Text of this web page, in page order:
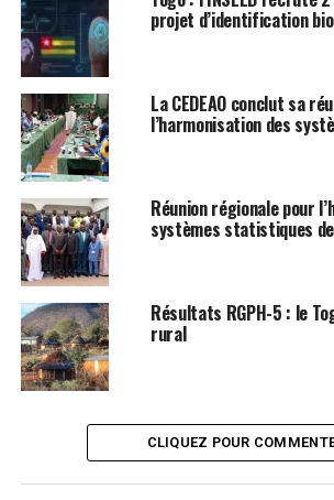
projet d’identification
La CEDEAO conclut sa
l’harmonisation des
Réunion régionale pour
systèmes statistiques de
Résultats RGPH-5 : le
rural
CLIQUEZ POUR